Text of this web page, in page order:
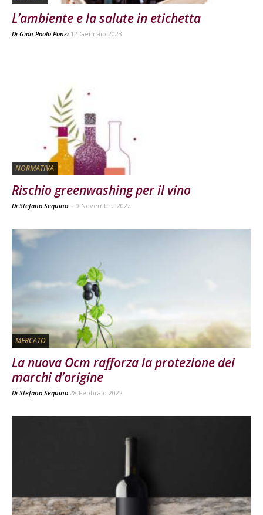
L’ambiente e la salute in etichetta
Di Gian Paolo Ponzi 12 Gennaio 2023
NORMATIVA
Rischio greenwashing per il vino
Di Stefano Sequino - 9 Novembre 2022
MERCATO
La nuova Ocm rafforza la protezione dei
marchi d’origine
Di Stefano Sequino 28 Febbraio 2022